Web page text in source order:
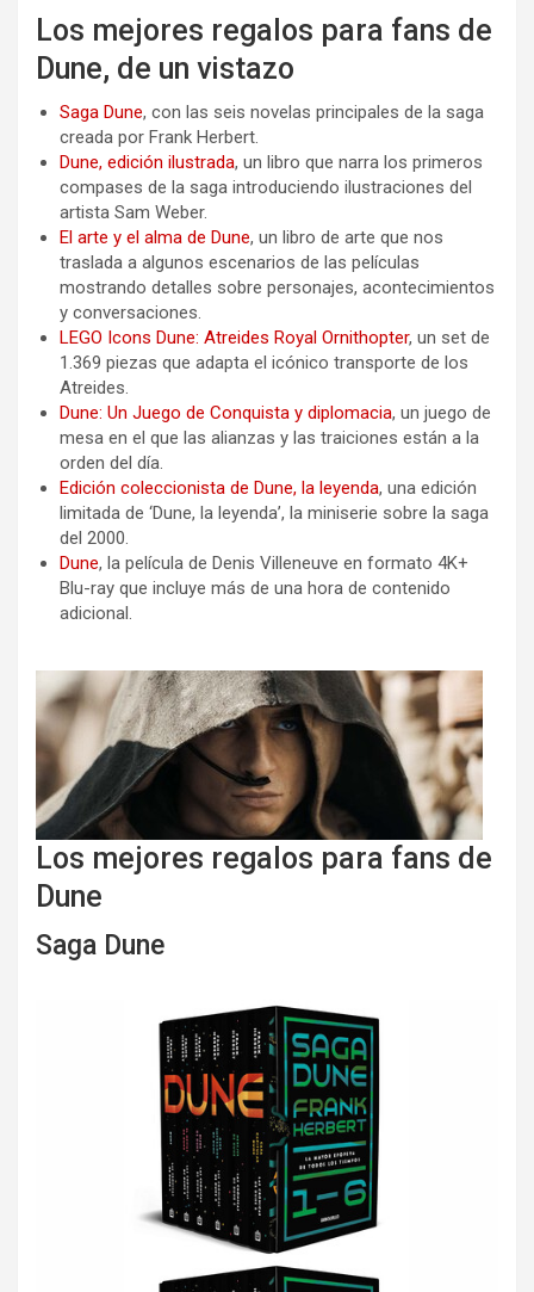
Los mejores regalos para fans de
Dune, de un vistazo
Saga Dune, con las seis novelas principales de la saga
creada por Frank Herbert.
Dune, edición ilustrada, un libro que narra los primeros
compases de la saga introduciendo ilustraciones del
artista Sam Weber.
El arte y el alma de Dune, un libro de arte que nos
traslada a algunos escenarios de las películas
mostrando detalles sobre personajes, acontecimientos
y conversaciones.
LEGO Icons Dune: Atreides Royal Ornithopter, un set de
1.369 piezas que adapta el icónico transporte de los
Atreides.
Dune: Un Juego de Conquista y diplomacia, un juego de
mesa en el que las alianzas y las traiciones están a la
orden del día.
Edición coleccionista de Dune, la leyenda, una edición
limitada de ‘Dune, la leyenda’, la miniserie sobre la saga
del 2000.
Dune, la película de Denis Villeneuve en formato 4K+
Blu-ray que incluye más de una hora de contenido
adicional.
Los mejores regalos para fans de
Dune
Saga Dune